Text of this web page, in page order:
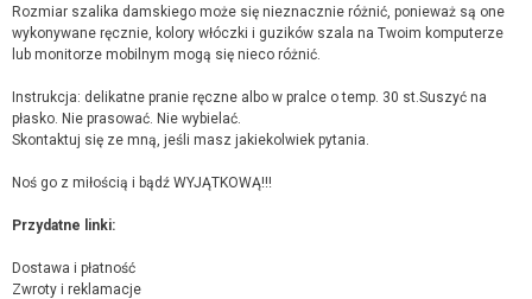
Rozmiar szalika damskiego może się nieznacznie różnić, ponieważ są one
wykonywane ręcznie, kolory włóczki i guzików szala na Twoim komputerze
lub monitorze mobilnym mogą się nieco różnić.
Instrukcja: delikatne pranie ręczne albo w pralce o temp. 30 st.Suszyć na
płasko. Nie prasować. Nie wybielać.
Skontaktuj się ze mną, jeśli masz jakiekolwiek pytania.
Noś go z miłością i bądź WYJĄTKOWĄ!!!
Przydatne linki:
Dostawa i płatność
Zwroty i reklamacje